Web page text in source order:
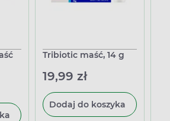
Tribiotic maść, 14 g
19,99 zł
Dodaj do koszyka